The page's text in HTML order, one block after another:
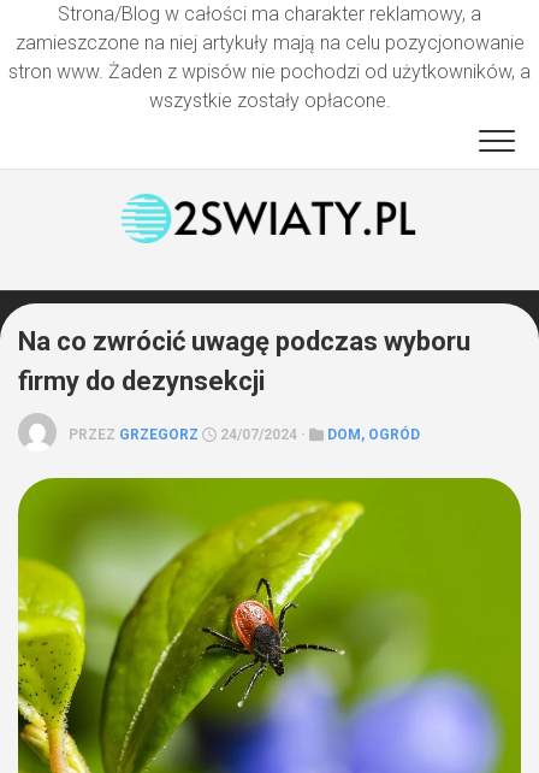
Strona/Blog w całości ma charakter reklamowy, a
zamieszczone na niej artykuły mają na celu pozycjonowanie
stron www. Żaden z wpisów nie pochodzi od użytkowników, a
wszystkie zostały opłacone.
Na co zwrócić uwagę podczas wyboru
firmy do dezynsekcji
PRZEZ GRZEGORZ 24/07/2024 · DOM, OGRÓD